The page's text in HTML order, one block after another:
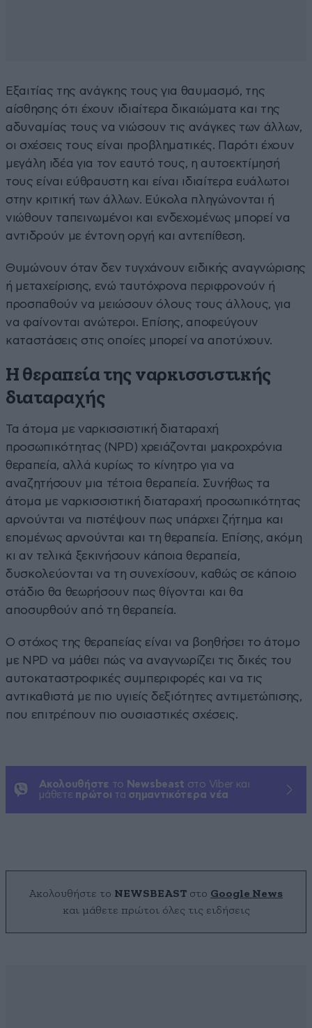
Εξαιτίας της ανάγκης τους για θαυμασμό, της
αίσθησης ότι έχουν ιδιαίτερα δικαιώματα και της
αδυναμίας τους να νιώσουν τις ανάγκες των άλλων,
οι σχέσεις τους είναι προβληματικές. Παρότι έχουν
μεγάλη ιδέα για τον εαυτό τους, η αυτοεκτίμησή
τους είναι εύθραυστη και είναι ιδιαίτερα ευάλωτοι
στην κριτική των άλλων. Εύκολα πληγώνονται ή
νιώθουν ταπεινωμένοι και ενδεχομένως μπορεί να
αντιδρούν με έντονη οργή και αντεπίθεση.
Θυμώνουν όταν δεν τυγχάνουν ειδικής αναγνώρισης
ή μεταχείρισης, ενώ ταυτόχρονα περιφρονούν ή
προσπαθούν να μειώσουν όλους τους άλλους, για
να φαίνονται ανώτεροι. Επίσης, αποφεύγουν
καταστάσεις στις οποίες μπορεί να αποτύχουν.
Η θεραπεία της ναρκισσιστικής
διαταραχής
Τα άτομα με ναρκισσιστική διαταραχή
προσωπικότητας (NPD) χρειάζονται μακροχρόνια
θεραπεία, αλλά κυρίως το κίνητρο για να
αναζητήσουν μια τέτοια θεραπεία. Συνήθως τα
άτομα με ναρκισσιστική διαταραχή προσωπικότητας
αρνούνται να πιστέψουν πως υπάρχει ζήτημα και
επομένως αρνούνται και τη θεραπεία. Επίσης, ακόμη
κι αν τελικά ξεκινήσουν κάποια θεραπεία,
δυσκολεύονται να τη συνεχίσουν, καθώς σε κάποιο
στάδιο θα θεωρήσουν πως θίγονται και θα
αποσυρθούν από τη θεραπεία.
Ο στόχος της θεραπείας είναι να βοηθήσει το άτομο
με NPD να μάθει πώς να αναγνωρίζει τις δικές του
αυτοκαταστροφικές συμπεριφορές και να τις
αντικαθιστά με πιο υγιείς δεξιότητες αντιμετώπισης,
που επιτρέπουν πιο ουσιαστικές σχέσεις.
Ακολουθήστε το Newsbeast στο Viber και
μάθετε πρώτοι τα σημαντικότερα νέα
Ακολουθήστε το NEWSBEAST στο Google News
και μάθετε πρώτοι όλες τις ειδήσεις